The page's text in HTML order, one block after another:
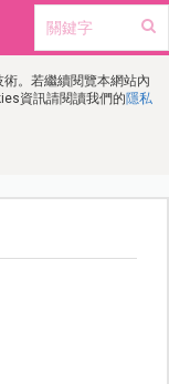
。若繼續閱覽本網站內
資訊請閱讀我們的隱私